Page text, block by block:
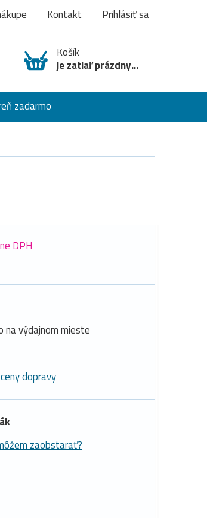
Kontakt Prihlásiť sa
Košík
je zatiaľ prázdny...
zadarmo
DPH
na výdajnom mieste
dopravy
zaobstarať?